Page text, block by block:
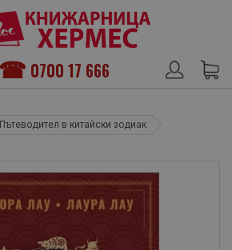
0700 17 666
Пътеводител в китайски зодиак